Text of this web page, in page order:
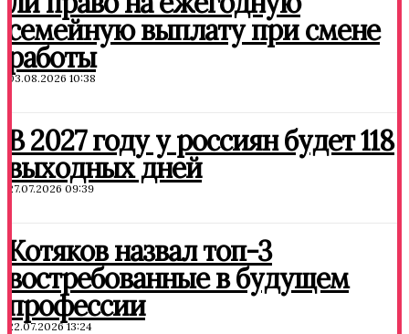
семейную выплату при смене
работы
03.08.2026 10:38
В 2027 году у россиян будет 118
выходных дней
27.07.2026 09:39
Котяков назвал топ-3
востребованные в будущем
профессии
22.07.2026 13:24